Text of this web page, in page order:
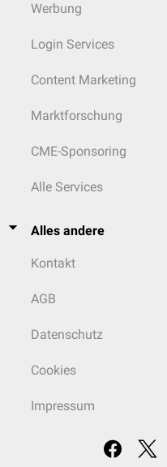
Werbung
Login Services
Content Marketing
Marktforschung
CME-Sponsoring
Alle Services
Alles andere
Kontakt
AGB
Datenschutz
Cookies
Impressum